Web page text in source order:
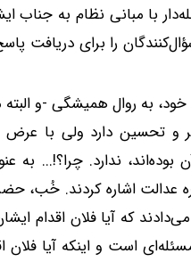
با مبانی نظام به
را برای دریافت
خود، به روال همیشگی -و
و تحسین دارد ولی با
بوده‌اند، ندارد. چرا؟!‌... به
عدالت اشاره کردند. خُب،
که آیا فلان اقدام
است و اینکه آیا